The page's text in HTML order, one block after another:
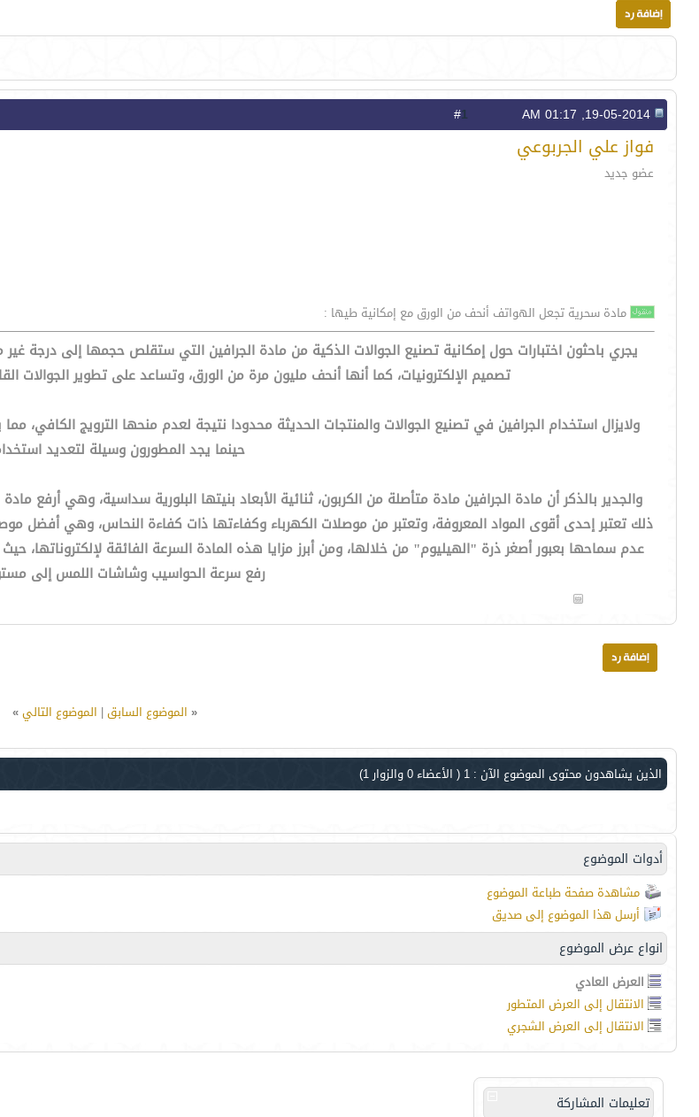
1
فواز علي الجربوعي
عضو جديد
مادة سحرية تجعل الهواتف أنحف من الورق مع إمكانية طيها :
يجري باحثون اختبارات حول إمكانية تصنيع الجوالات الذكية من مادة الجرافين التي ستقلص حجمها إلى درجة
تصميم الإلكترونيات، كما أنها أنحف مليون مرة من الورق، وتساعد على تطوير
ولايزال استخدام الجرافين في تصنيع الجوالات والمنتجات الحديثة محدودا نتيجة لعدم منحها الترويج
حينما يجد المطورون وسيلة لتعديد
والجدير بالذكر أن مادة الجرافين مادة متأصلة من الكربون، ثنائية الأبعاد بنيتها البلورية سداسية، وهي
ذلك تعتبر إحدى أقوى المواد المعروفة، وتعتبر من موصلات الكهرباء وكفاءتها ذات كفاءة النحاس، وهي أفضل
رفع سرعة الحواسيب وشاشات اللمس إلى
« الموضوع السابق| الموضوع التالي»
الذين يشاهدون محتوى الموضوع الآن : 1 ( الأعضاء 0 والزوار 1)
أدوات الموضوع
مشاهدة صفحة طباعة الموضوع
أرسل هذا الموضوع إلى صديق
انواع عرض الموضوع
العرض العادي
الانتقال إلى العرض المتطور
الانتقال إلى العرض الشجري
تعليمات المشاركة